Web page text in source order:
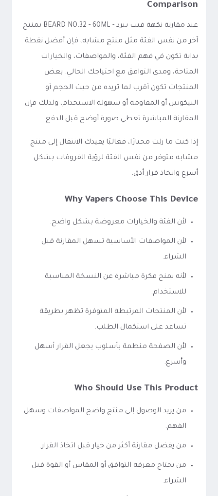
Comparison
عند مقارنة نكهة فيب بيرد - BEARD NO.32 - 60ML بمنتج
آخر من نفس الفئة مثل منتج مشابه، فإن أفضل نقطة
بداية تكون في فهم الفئة، والمواصفات، والخيارات
المتاحة، ومدى التوافق مع احتياجك الحالي. بعض
المنتجات تكون أقرب لما تريده من حيث الحجم أو
النيكوتين أو المقاومة أو سهولة الاستخدام، ولذلك فإن
المقارنة المباشرة تعطي صورة أوضح قبل الدفع.
إذا كنت ما زلت محتارًا، فغالبًا يفيدك الانتقال إلى منتج
مشابه متوفر من نفس الفئة لرؤية الفروقات بشكل
أسرع واتخاذ قرار أدق.
Why Vapers Choose This Device
لأن الفئة والخيارات معروضة بشكل واضح.
لأن المواصفات الأساسية تسهل المقارنة قبل
الشراء.
لأنه يمنح فكرة مباشرة عن النسخة المناسبة
للاستخدام.
لأن المنتجات المرتبطة المتوفرة تظهر بطريقة
تساعد على استكمال الطلب.
لأن الصفحة منظمة بأسلوب يجعل القرار أسهل
وأسرع.
Who Should Use This Product
من يريد الوصول إلى منتج واضح المواصفات وسهل
الفهم.
من يفضل مقارنة أكثر من خيار قبل اتخاذ القرار.
من يحتاج معرفة التوافق أو المقاس أو القوة قبل
الشراء.